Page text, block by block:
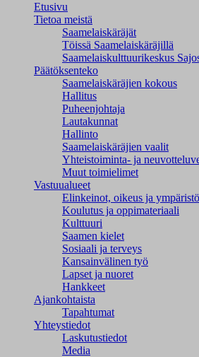
Etusivu
Tietoa meistä
Saamelaiskäräjät
Töissä Saamelaiskäräjillä
Saamelaiskulttuuri­keskus
Päätöksenteko
Saamelaiskäräjien kokous
Hallitus
Puheenjohtaja
Lautakunnat
Hallinto
Saamelaiskäräjien vaalit
Yhteistoiminta- ja
Muut toimielimet
Vastuualueet
Elinkeinot, oikeus ja ympäristö
Koulutus ja oppimateriaali
Kulttuuri
Saamen kielet
Sosiaali ja terveys
Kansainvälinen työ
Lapset ja nuoret
Hankkeet
Ajankohtaista
Tapahtumat
Yhteystiedot
Laskutustiedot
Media